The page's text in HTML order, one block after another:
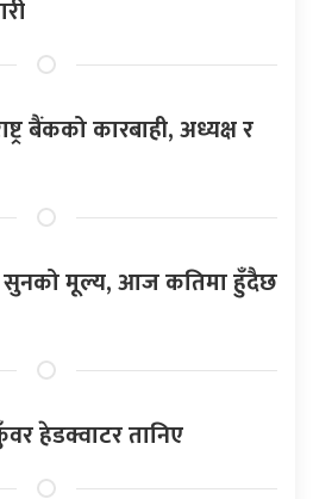
बैंकको कारबाही, अध्यक्ष र
सुनको मूल्य, आज कतिमा हुँदैछ
हेडक्वाटर तानिए